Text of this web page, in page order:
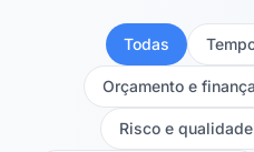
Todas
Orçamento e
Risco e qualidade